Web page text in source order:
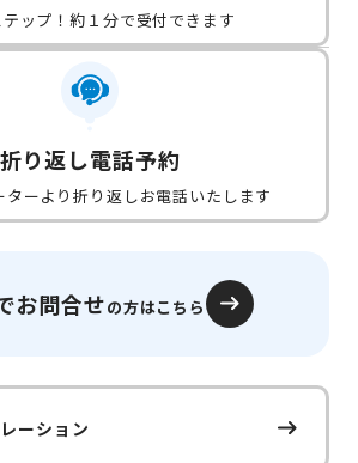
ップ！約１分で受付できます
折り返し電話予約
ターより折り返しお電話いたします
お問合せの方はこちら
ーション